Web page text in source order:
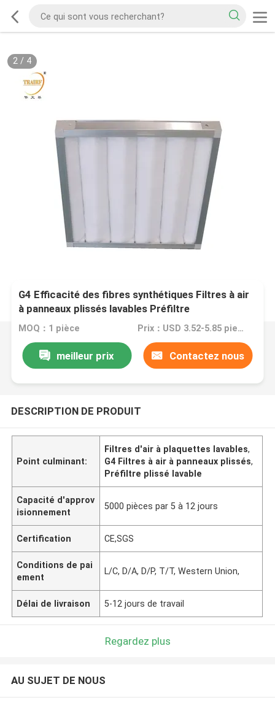
2/ 4
G4 Efficacité des fibres synthétiques Filtres à air
à panneaux plissés lavables Préfiltre
MOQ：1 pièce Prix：USD 3.52-5.85 piece
meilleur prix Contactez nous
DESCRIPTION DE PRODUIT
Point culminant:
Filtres d'air à plaquettes lavables,
G4 Filtres à air à panneaux plissés,
Préfiltre plissé lavable
Capacité d'approv
isionnement
5000 pièces par 5 à 12 jours
Certification CE,SGS
Conditions de pai
ement
L/C, D/A, D/P, T/T, Western Union,
Délai de livraison 5-12 jours de travail
Regardez plus
AU SUJET DE NOUS